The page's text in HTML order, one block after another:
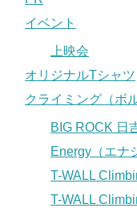
イベント
上映会
オリジナルTシャツ
クライミング（ボ
BIG ROCK 日
Energy（エナ
T-WALL
T-WALL